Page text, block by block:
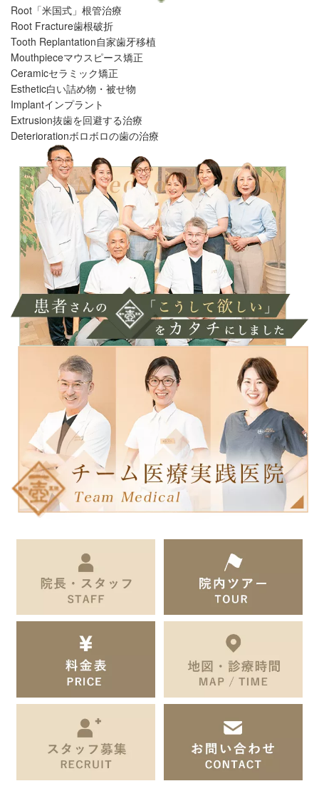
Root「米国式」根管治療
Root Fracture歯根破折
Tooth Replantation 自家歯牙移植
Mouthpieceマウスピース矯正
Ceramicセラミック矯正
Esthetic白い詰め物・被せ物
Implantインプラント
Extrusion抜歯を回避する治療
Deteriorationボロボロの歯の治療